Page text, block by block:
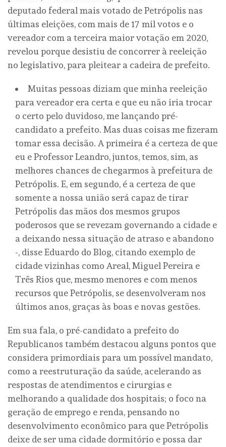
deputado federal mais votado de Petrópolis nas
últimas eleições, com mais de 17 mil votos e o
vereador com a terceira maior votação em 2020,
revelou porque desistiu de concorrer à reeleição
no legislativo, para pleitear a cadeira de prefeito.
Muitas pessoas diziam que minha reeleição
para vereador era certa e que eu não iria trocar
o certo pelo duvidoso, me lançando pré-
candidato a prefeito. Mas duas coisas me fizeram
tomar essa decisão. A primeira é a certeza de que
eu e Professor Leandro, juntos, temos, sim, as
melhores chances de chegarmos à prefeitura de
Petrópolis. E, em segundo, é a certeza de que
somente a nossa união será capaz de tirar
Petrópolis das mãos dos mesmos grupos
poderosos que se revezam governando a cidade e
a deixando nessa situação de atraso e abandono
-, disse Eduardo do Blog, citando exemplo de
cidade vizinhas como Areal, Miguel Pereira e
Três Rios que, mesmo menores e com menos
recursos que Petrópolis, se desenvolveram nos
últimos anos, graças às boas e novas gestões.
Em sua fala, o pré-candidato a prefeito do
Republicanos também destacou alguns pontos que
considera primordiais para um possível mandato,
como a reestruturação da saúde, acelerando as
respostas de atendimentos e cirurgias e
melhorando a qualidade dos hospitais; o foco na
geração de emprego e renda, pensando no
desenvolvimento econômico para que Petrópolis
deixe de ser uma cidade dormitório e possa dar